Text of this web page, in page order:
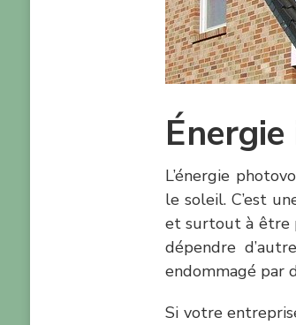
L’énergie
le soleil. C’est
et surtout à être
dépendre
endommagé par
Si votre